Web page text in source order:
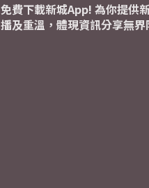
免費下載新城App! 為你提供
播及重溫，體現資訊分享無界